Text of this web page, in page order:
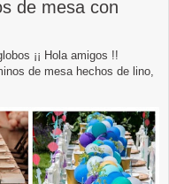
de mesa con
¡¡ Hola amigos !!
de mesa hechos de lino,